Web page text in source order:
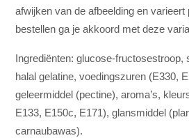
afwijken van de afbeelding en varieert
bestellen ga je akkoord met deze
Ingrediënten: glucose-fructosestroop,
halal gelatine, voedingszuren (E330,
geleermiddel (pectine), aroma’s,
E133, E150c, E171), glansmiddel
carnaubawas).